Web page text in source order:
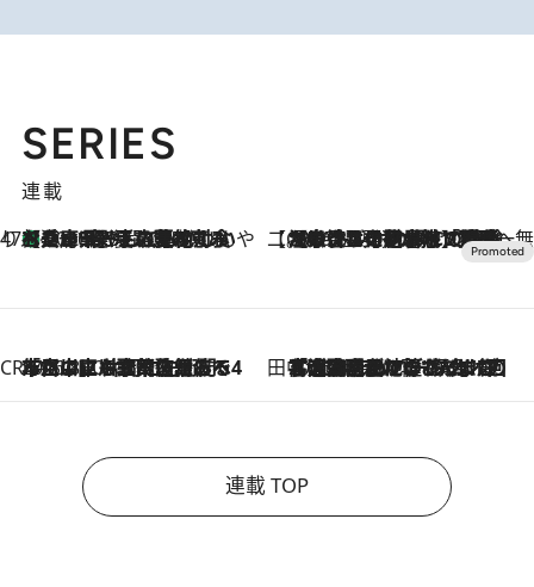
SERIES
連載
47都道府県の手みやげ ひんやりスイーツで夏を満喫
2026.8.8
【兵庫県】この夏絶対食べたい 冷やしておいしいおやつ3選 淡路島の恵みをジェラートに集約 【CREA×星野リゾート】唯一無二。癒しと発見が待つ場所へ
2026.8.7
【トンボの足水浴】ヒノキの香りに包まれて涼感マックス！約13℃の湧水かけ流しを避暑地「星野温泉 トンボの湯」で体験
CREA'S CHOICE
2026.8.7
「立川にも歌舞伎があるんだよ」 片岡仁左衛門・市川中車ら豪華座組みで4年目の立川立飛歌舞伎へ 田中稲の勝手に再ブーム
2026.8.7
「湘南乃風に憧れて」観客大盛上がりの“タオル回し”に、ラッパー顔負けの高速歌唱まで…さだまさし（74）のアグレッシブすぎる現在地
連載 TOP